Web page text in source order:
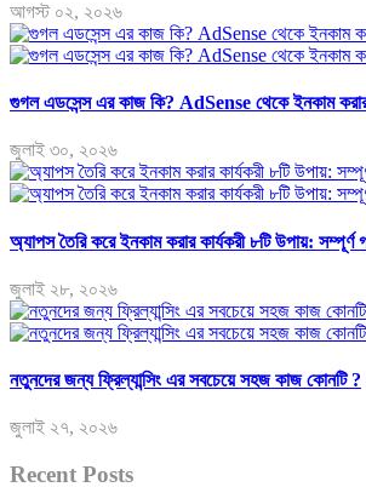
আগস্ট ০২, ২০২৬
গুগল এডসেন্স এর কাজ কি? AdSense থেকে ইনকাম করার
জুলাই ৩০, ২০২৬
অ্যাপস তৈরি করে ইনকাম করার কার্যকরী ৮টি উপায়: সম্পূর্ণ
জুলাই ২৮, ২০২৬
নতুনদের জন্য ফ্রিল্যান্সিং এর সবচেয়ে সহজ কাজ কোনটি ?
জুলাই ২৭, ২০২৬
Recent Posts